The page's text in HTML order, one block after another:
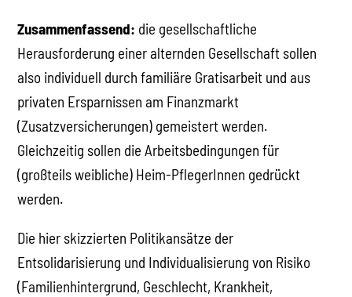
Zusammenfassend: die gesellschaftliche
Herausforderung einer alternden Gesellschaft sollen
also individuell durch familiäre Gratisarbeit und aus
privaten Ersparnissen am Finanzmarkt
(Zusatzversicherungen) gemeistert werden.
Gleichzeitig sollen die Arbeitsbedingungen für
(großteils weibliche) Heim-PflegerInnen gedrückt
werden.
Die hier skizzierten Politikansätze der
Entsolidarisierung und Individualisierung von Risiko
(Familienhintergrund, Geschlecht, Krankheit,